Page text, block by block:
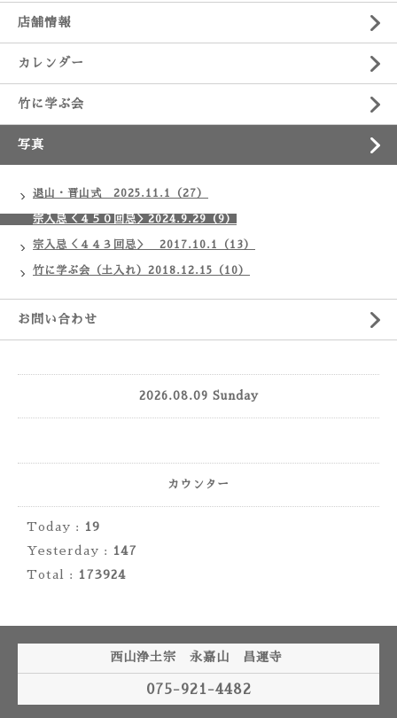
店舗情報
カレンダー
竹に学ぶ会
写真
退山・晋山式 2025.11.1（27）
宗入忌＜４５０回忌＞2024.9.29（9）
宗入忌＜４４３回忌＞ 2017.10.1（13）
竹に学ぶ会（土入れ）2018.12.15（10）
お問い合わせ
2026.08.09 Sunday
カウンター
Today :
19
Yesterday :
147
Total :
173924
西山浄土宗 永嘉山 昌運寺
075-921-4482